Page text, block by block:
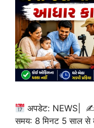
अपडेट: NEWS|
समय: 8 मिनट 5 साल से